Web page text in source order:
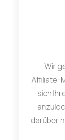
Wir
Affiliate-
sich
darüber